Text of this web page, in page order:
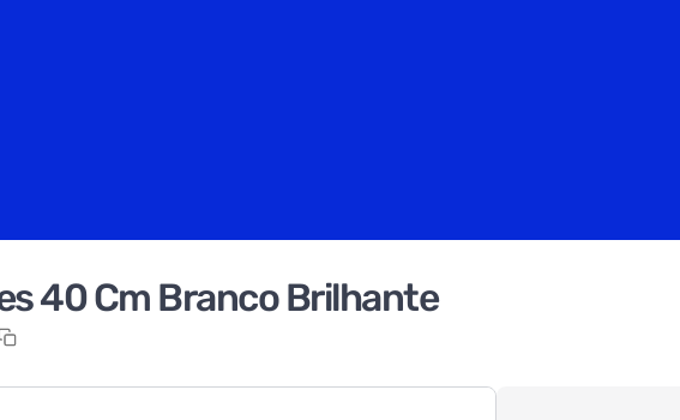
40 Cm Branco Brilhante